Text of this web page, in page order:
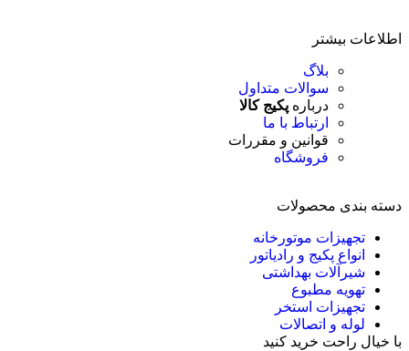
اطلاعات بیشتر
بلاگ
سوالات متداول
درباره پکیج کالا
ارتباط با ما
قوانین و مقررات
فروشگاه
دسته بندی محصولات
تجهیزات موتورخانه
انواع پکیج و رادیاتور
شیرآلات بهداشتی
تهویه مطبوع
تجهیزات استخر
لوله و اتصالات
با خیال راحت خرید کنید